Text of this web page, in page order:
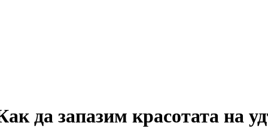
да запазим красотата на